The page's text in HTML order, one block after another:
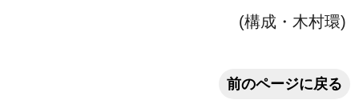
(構成・木村環)
前のページに戻る